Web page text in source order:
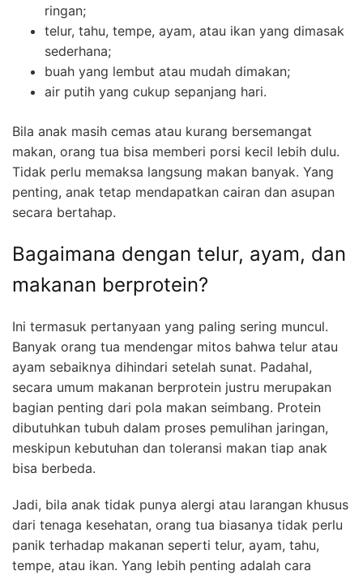
ringan;
telur, tahu, tempe, ayam, atau ikan yang dimasak
sederhana;
buah yang lembut atau mudah dimakan;
air putih yang cukup sepanjang hari.
Bila anak masih cemas atau kurang bersemangat
makan, orang tua bisa memberi porsi kecil lebih dulu.
Tidak perlu memaksa langsung makan banyak. Yang
penting, anak tetap mendapatkan cairan dan asupan
secara bertahap.
Bagaimana dengan telur, ayam, dan
makanan berprotein?
Ini termasuk pertanyaan yang paling sering muncul.
Banyak orang tua mendengar mitos bahwa telur atau
ayam sebaiknya dihindari setelah sunat. Padahal,
secara umum makanan berprotein justru merupakan
bagian penting dari pola makan seimbang. Protein
dibutuhkan tubuh dalam proses pemulihan jaringan,
meskipun kebutuhan dan toleransi makan tiap anak
bisa berbeda.
Jadi, bila anak tidak punya alergi atau larangan khusus
dari tenaga kesehatan, orang tua biasanya tidak perlu
panik terhadap makanan seperti telur, ayam, tahu,
tempe, atau ikan. Yang lebih penting adalah cara